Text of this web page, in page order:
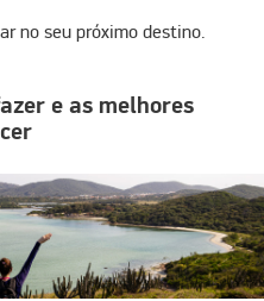
no seu próximo destino.
e as melhores